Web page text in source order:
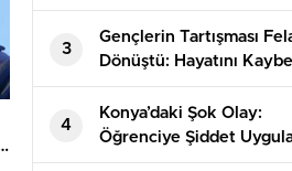
Etti!
3
Gençlerin Tartışması
Dönüştü: Hayatını
Alperen’in Dramı
4
Konya’daki Şok Olay:
Öğrenciye Şiddet
Görevli Tutuklandı!